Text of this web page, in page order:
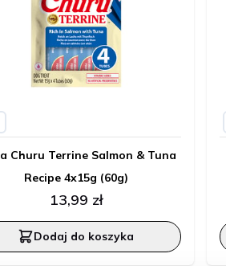
Churu Terrine Salmon & Tuna
Recipe 4x15g (60g)
13,99 zł
Dodaj do koszyka